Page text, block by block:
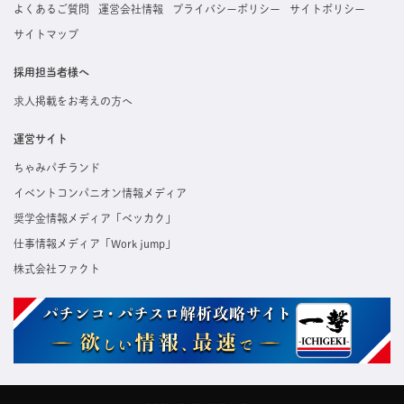
よくあるご質問 運営会社情報 プライバシーポリシー サイトポリシー
サイトマップ
採用担当者様へ
求人掲載をお考えの方へ
運営サイト
ちゃみパチランド
イベントコンパニオン情報メディア
奨学金情報メディア「ベッカク」
仕事情報メディア「Work jump」
株式会社ファクト